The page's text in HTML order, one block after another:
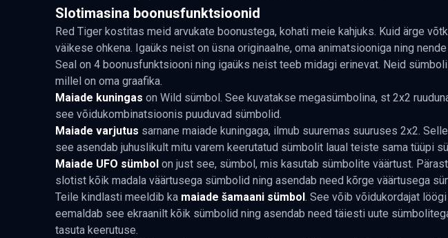
Slotimasina boonusfunktsioonid
Red Tiger kostitas meid arvukate boonustega, kohati meie kahjuks. Kuid ärge
väikese ohkena. Igaüks neist on üsna originaalne, oma animatsiooniga ning
Seal on 4 boonusfunktsiooni ning igaüks neist teeb midagi erinevat. Neid
millel on oma graafika.
Maiade kuningas on Wild sümbol. See kuvatakse megasümbolina, st 2x2
see võidukombinatsioonis puuduvad sümbolid.
Maiade varjutus sarnane maiade kuningaga, ilmub suuremas suuruses 2x2.
see asendab juhuslikult mitu varem keerutatud sümbolit laual teiste sama tüüpi
Maiade UFO sümbol on just see, sümbol, mis kasutab sümbolite väärtust.
slotist kõik madala väärtusega sümbolid ning asendab need kõrge väärtusega
Teile kindlasti meeldib ka maiade šamaani sümbol. See võib võidukordajat
eemaldab see ekraanilt kõik sümbolid ning asendab need täiesti uute
tasuta keerutuse.